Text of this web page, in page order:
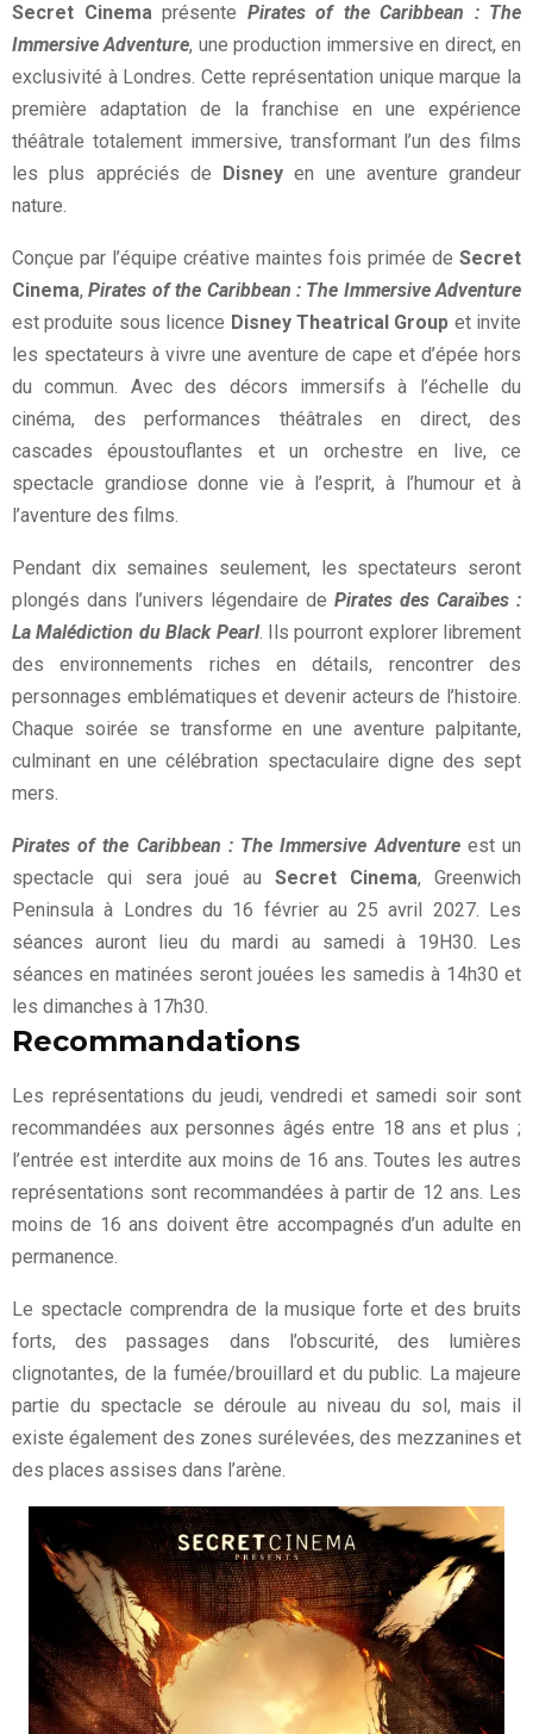
Secret Cinemaprésente Pirates of the Caribbean : The
Immersive Adventure, une production immersive en direct, en
exclusivité à Londres. Cette représentation unique marque la
première adaptation de la franchise en une expérience
théâtrale totalement immersive, transformant l’un des films
les plus appréciés de Disney en une aventure grandeur
nature.
Conçue par l’équipe créative maintes fois primée de Secret
Cinema,Pirates of the Caribbean : The Immersive Adventure
est produite sous licence Disney Theatrical Group et invite
les spectateurs à vivre une aventure de cape et d’épée hors
du commun. Avec des décors immersifs à l’échelle du
cinéma, des performances théâtrales en direct, des
cascades époustouflantes et un orchestre en live, ce
spectacle grandiose donne vie à l’esprit, à l’humour et à
l’aventure des films.
Pendant dix semaines seulement, les spectateurs seront
plongés dans l’univers légendaire de Pirates des Caraïbes :
La Malédiction du Black Pearl. Ils pourront explorer librement
des environnements riches en détails, rencontrer des
personnages emblématiques et devenir acteurs de l’histoire.
Chaque soirée se transforme en une aventure palpitante,
culminant en une célébration spectaculaire digne des sept
mers.
Pirates of the Caribbean : The Immersive Adventure est un
spectacle qui sera joué au Secret Cinema, Greenwich
Peninsula à Londres du 16 février au 25 avril 2027. Les
séances auront lieu du mardi au samedi à 19H30. Les
séances en matinées seront jouées les samedis à 14h30 et
les dimanches à 17h30.
Recommandations
Les représentations du jeudi, vendredi et samedi soir sont
recommandées aux personnes âgés entre 18 ans et plus ;
l’entrée est interdite aux moins de 16 ans. Toutes les autres
représentations sont recommandées à partir de 12 ans. Les
moins de 16 ans doivent être accompagnés d’un adulte en
permanence.
Le spectacle comprendra de la musique forte et des bruits
forts, des passages dans l’obscurité, des lumières
clignotantes, de la fumée/brouillard et du public. La majeure
partie du spectacle se déroule au niveau du sol, mais il
existe également des zones surélevées, des mezzanines et
des places assises dans l’arène.